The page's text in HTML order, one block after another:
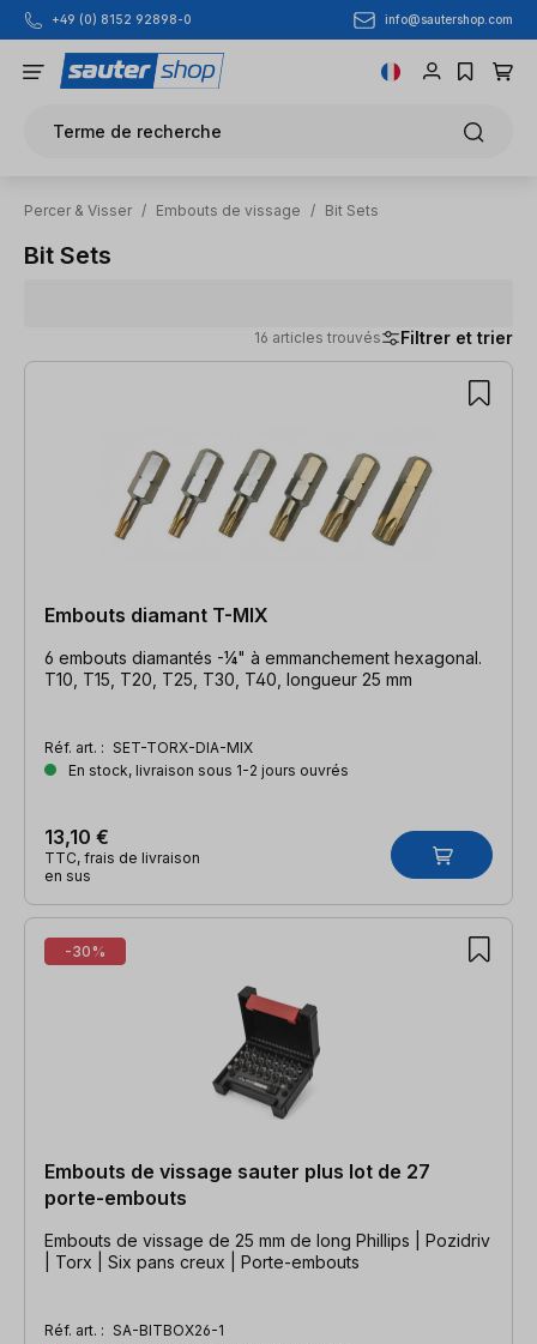
Passer au contenu principal
+49 (0) 8152 92898-0 info@sautershop.com
Terme de recherche
Percer & Visser / Embouts de vissage / Bit Sets
Bit Sets
16 articles trouvés Filtrer et trier
16 articles trouvés
Embouts diamant T-MIX
6 embouts diamantés -¼" à emmanchement hexagonal.
T10, T15, T20, T25, T30, T40, longueur 25 mm
Réf. art. : SET-TORX-DIA-MIX
En stock, livraison sous 1-2 jours ouvrés
13,10 €
TTC, frais de livraison
en sus
-30%
Embouts de vissage sauter plus lot de 27
porte-embouts
Embouts de vissage de 25 mm de long Phillips | Pozidriv
| Torx | Six pans creux | Porte-embouts
Réf. art. : SA-BITBOX26-1